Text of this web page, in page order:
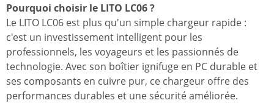
Pourquoi choisir le LITO LC06 ?
Le LITO LC06 est plus qu'un simple chargeur rapide :
c'est un investissement intelligent pour les
professionnels, les voyageurs et les passionnés de
technologie. Avec son boîtier ignifuge en PC durable et
ses composants en cuivre pur, ce chargeur offre des
performances durables et une sécurité améliorée.